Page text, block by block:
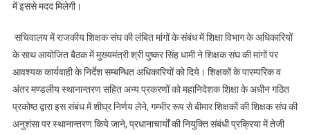
में इससे मदद मिलेगी।
सचिवालय में राजकीय शिक्षक संघ की लंबित मांगों के संबंध में शिक्षा विभाग के अधिकारियों
के साथ आयोजित बैठक में मुख्यमंत्री श्री पुष्कर सिंह धामी ने शिक्षक संघ की मांगों पर
आवश्यक कार्यवाही के निर्देश सम्बन्धित अधिकारियों को दिये। शिक्षकों के पारम्परिक व
अंतर मण्डलीय स्थानान्तरण सहित अन्य प्रकरणों को महानिदेशक शिक्षा के अधीन गठित
प्रकोष्ठ द्वारा इस संबंध में शीघ्र निर्णय लेने, गम्भीर रूप से बीमार शिक्षकों की शिक्षक संघ की
अनुशंसा पर स्थानान्तरण किये जाने, प्रधानाचार्यों की नियुक्ति संबंधी प्रक्रिया में तेजी